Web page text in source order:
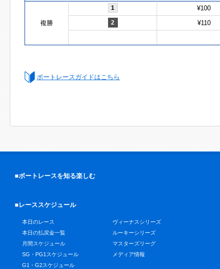
複勝
1 ¥100
2 ¥110
ボートレースガイドはこちら
■ボートレースを知る楽しむ
■レーススケジュール
本日のレース
本日の払戻金一覧
月間スケジュール
SG・PG1スケジュール
G1・G2スケジュール
ヴィーナスシリーズ
ルーキーシリーズ
マスターズリーグ
メディア情報